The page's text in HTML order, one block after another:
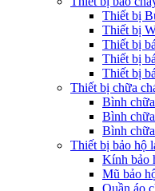
Thiết bị
Thiết bị
Thiết bị
Thiết bị
Thiết bị
Thiết bị chữa
Bình
Bình
Bình
Thiết bị bảo hộ
Kính bảo
Mũ bảo
Quần áo